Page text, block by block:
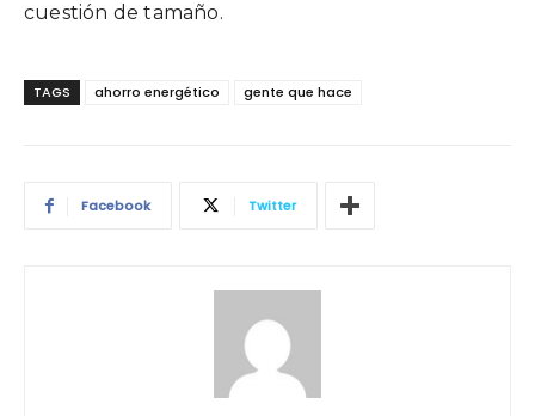
cuestión de tamaño.
TAGS ahorro energético gente que hace
Facebook Twitter